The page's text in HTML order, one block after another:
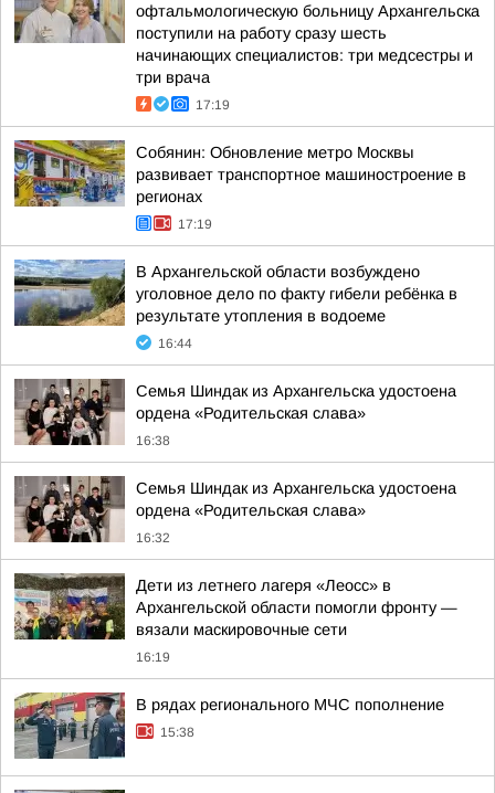
офтальмологическую больницу Архангельска
поступили на работу сразу шесть
начинающих специалистов: три медсестры и
три врача
17:19
Собянин: Обновление метро Москвы
развивает транспортное машиностроение в
регионах
17:19
В Архангельской области возбуждено
уголовное дело по факту гибели ребёнка в
результате утопления в водоеме
16:44
Семья Шиндак из Архангельска удостоена
ордена «Родительская слава»
16:38
Семья Шиндак из Архангельска удостоена
ордена «Родительская слава»
16:32
Дети из летнего лагеря «Леосс» в
Архангельской области помогли фронту —
вязали маскировочные сети
16:19
В рядах регионального МЧС пополнение
15:38